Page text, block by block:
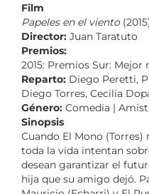
Film
Papeles en el viento
Director: Juan Taratuto
Premios:
2015: Premios Sur:
Reparto: Diego Peretti,
Diego Torres, Cecilia
Género: Comedia |
Sinopsis
Cuando El Mono
toda la vida intentan
desean garantizar el
hija que su amigo dejó.